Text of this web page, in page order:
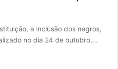
a inclusão dos negros,
no dia 24 de outubro,…